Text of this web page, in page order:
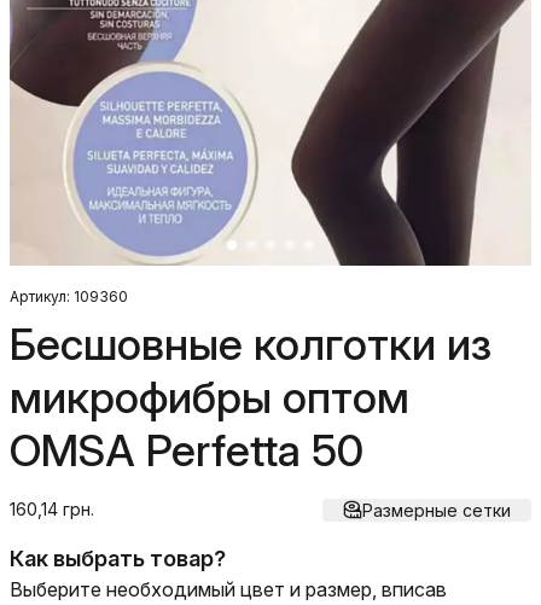
Артикул: 109360
Бесшовные колготки из
микрофибры оптом
OMSA Perfetta 50
160,14 грн. Размерные сетки
Как выбрать товар?
Выберите необходимый цвет и размер, вписав